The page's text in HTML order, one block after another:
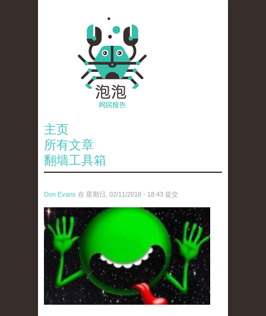
主页
所有文章
翻墙工具箱
Don Evans 在 星期日, 02/11/2018 - 18:43 提交
wechatimg1429.jpeg